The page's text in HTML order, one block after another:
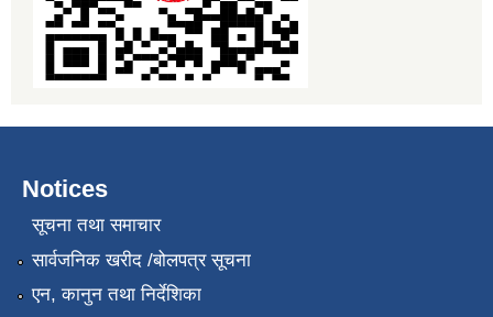
Notices
सूचना तथा समाचार
सार्वजनिक खरीद /बोलपत्र सूचना
एन, कानुन तथा निर्देशिका